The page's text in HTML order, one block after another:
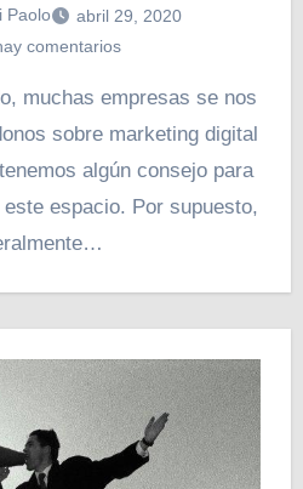
Paolo
abril 29, 2020
comentarios
sobre marketing digital
algún consejo para
espacio. Por supuesto,